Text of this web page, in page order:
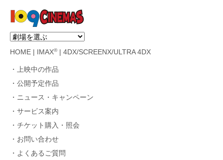
HOME IMAX®| 4DX/SCREENX/ULTRA 4DX
上映中の作品
公開予定作品
ニュース・キャンペーン
サービス案内
チケット購入・照会
お問い合わせ
よくあるご質問